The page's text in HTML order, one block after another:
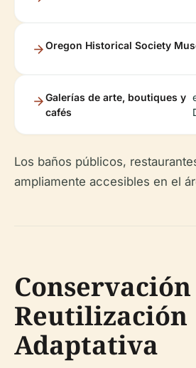
Oregon Historical Society
Galerías de arte, boutiques y
cafés
Los baños públicos,
ampliamente accesibles en el
Reutilización
Adaptativa